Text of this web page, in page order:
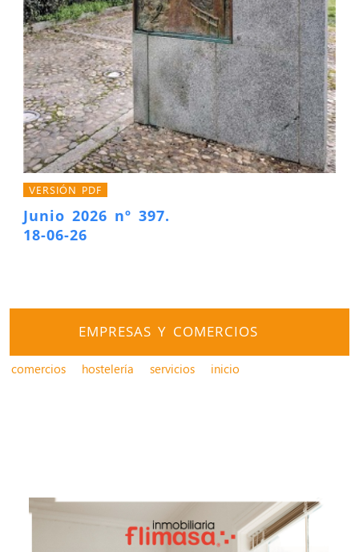
VERSIÓN PDF
Junio 2026 nº 397.
18-06-26
EMPRESAS Y COMERCIOS
comercios hostelería servicios inicio